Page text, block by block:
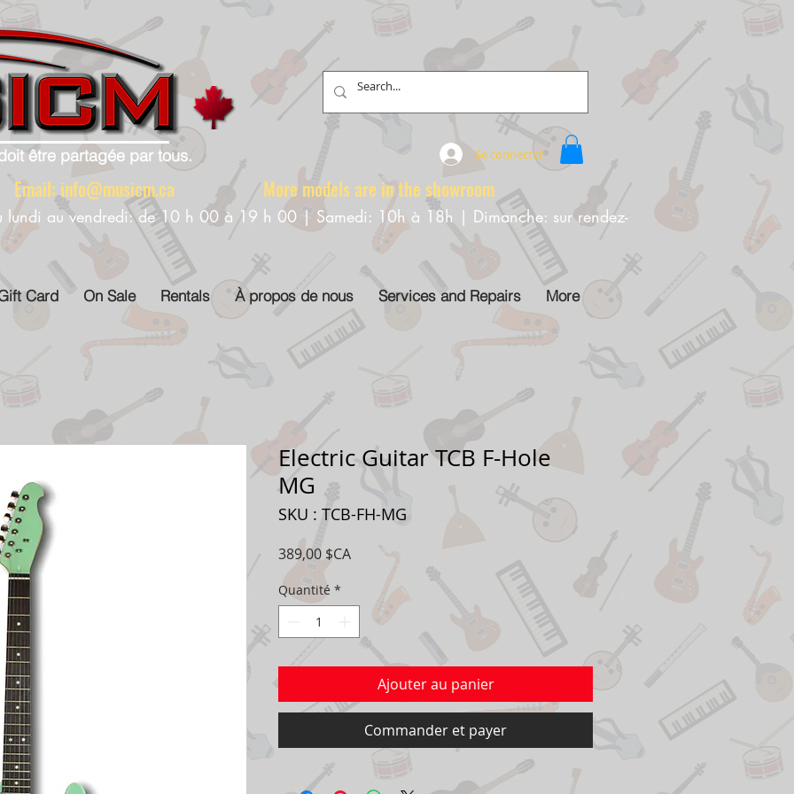
être partagée par tous. Se connecter
Email:info@musicm.ca More models are in the showroom
lundi au vendredi: de 10 h 00 à 19 h 00 | Samedi: 10h à 18h | Dimanche: sur rendez-
Card On Sale Rentals À propos de nous Services and Repairs More
Electric Guitar TCB F-Hole
MG
SKU : TCB-FH-MG
389,00 $CAPrix
Quantité *
Ajouter au panier
Commander et payer